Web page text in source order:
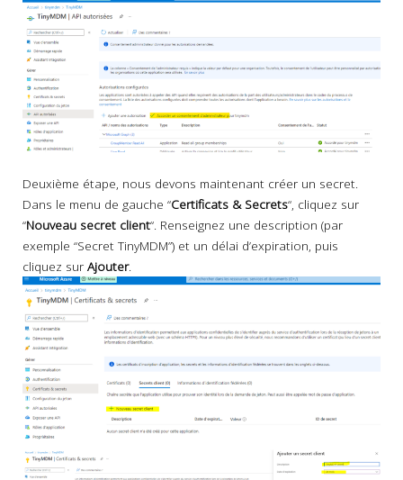
Deuxième étape, nous devons maintenant créer un secret.
Dans le menu de gauche “Certificats & Secrets“, cliquez sur
“Nouveau secret client“. Renseignez une description (par
exemple “Secret TinyMDM”) et un délai d’expiration, puis
cliquez sur Ajouter.